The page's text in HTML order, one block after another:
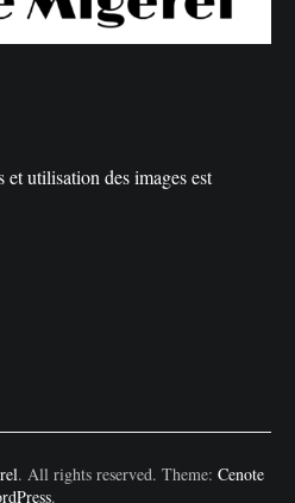
et utilisation des images est
. All rights reserved. Theme: Cenote
.